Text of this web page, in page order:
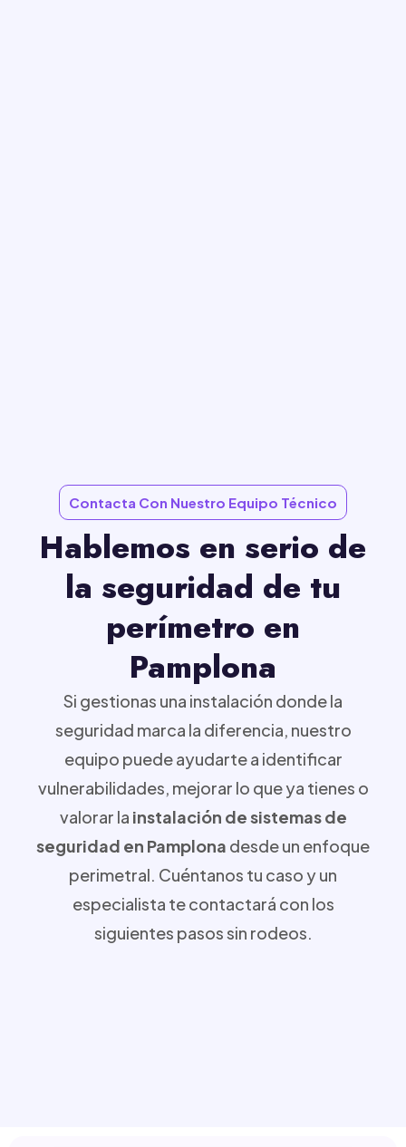
Contacta Con Nuestro Equipo Técnico
Hablemos en serio de
la seguridad de tu
perímetro en
Pamplona
Si gestionas una instalación donde la
seguridad marca la diferencia, nuestro
equipo puede ayudarte a identificar
vulnerabilidades, mejorar lo que ya tienes o
valorar la instalación de sistemas de
seguridad en Pamplona desde un enfoque
perimetral. Cuéntanos tu caso y un
especialista te contactará con los
siguientes pasos sin rodeos.